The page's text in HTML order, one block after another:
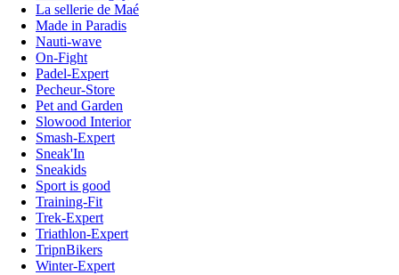
La sellerie de Maé
Made in Paradis
Nauti-wave
On-Fight
Padel-Expert
Pecheur-Store
Pet and Garden
Slowood Interior
Smash-Expert
Sneak'In
Sneakids
Sport is good
Training-Fit
Trek-Expert
Triathlon-Expert
TripnBikers
Winter-Expert